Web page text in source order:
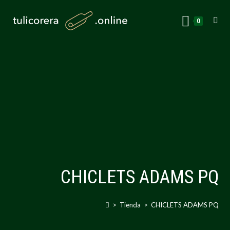
0
CHICLETS ADAMS PQ
> Tienda > CHICLETS ADAMS PQ